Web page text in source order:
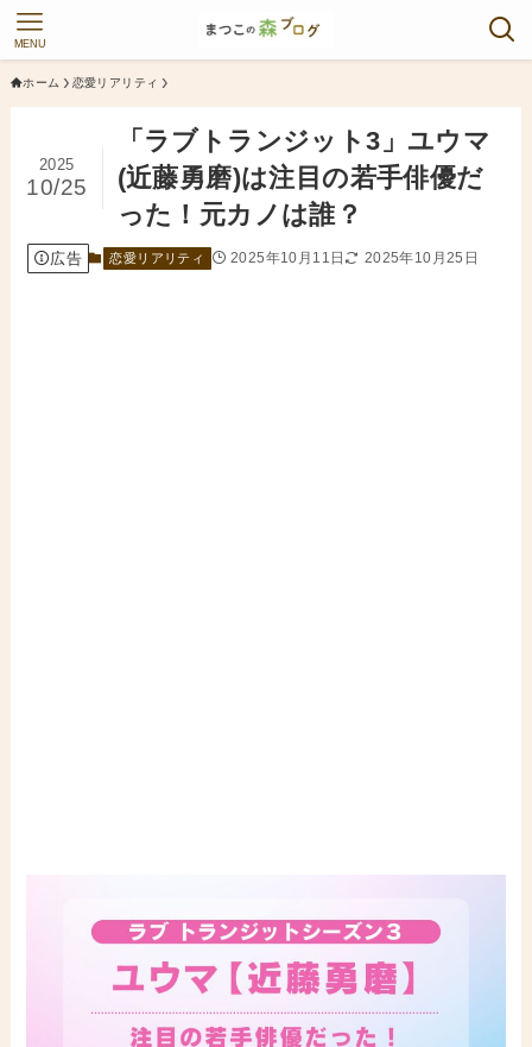
MENU
ホーム 恋愛リアリティ
「ラブトランジット3」ユウマ
(近藤勇磨)は注目の若手俳優だ
った！元カノは誰？
2025
10/25
広告 恋愛リアリティ 2025年10月11日 2025年10月25日